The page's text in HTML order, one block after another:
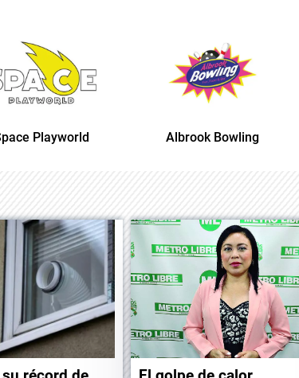
Playworld Albrook Bowling